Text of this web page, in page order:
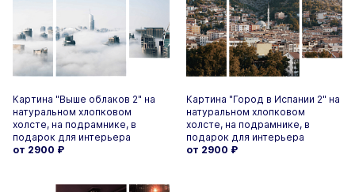
Картина "Выше облаков 2" на
натуральном хлопковом
холсте, на подрамнике, в
подарок для интерьера
от 2900 ₽
Картина "Город в Испании 2" на
натуральном хлопковом
холсте, на подрамнике, в
подарок для интерьера
от 2900 ₽